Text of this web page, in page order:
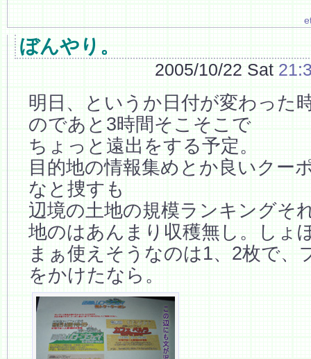
ぼんやり。
2005/10/22 Sat
明日、というか日付が変わった
のであと3時間そこそこで
ちょっと遠出をする予定。
目的地の情報集めとか良いクー
なと捜すも
辺境の土地の規模ランキングそ
地のはあんまり収穫無し。しょ
まぁ使えそうなのは1、2枚で、
をかけたなら。